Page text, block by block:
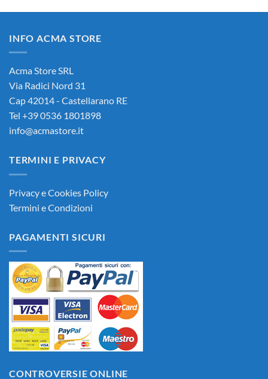
originale
90,00€.
attuale
INFO ACMA STORE
Acma Store SRL
Via Radici Nord 31
Cap 42014 - Castellarano RE
Tel +39 0536 1801898
info@acmastore.it
TERMINI E PRIVACY
Privacy e Cookies Policy
Termini e Condizioni
PAGAMENTI SICURI
CONTROVERSIE ONLINE